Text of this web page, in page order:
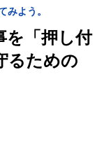
みよう。
を「押し付
るための